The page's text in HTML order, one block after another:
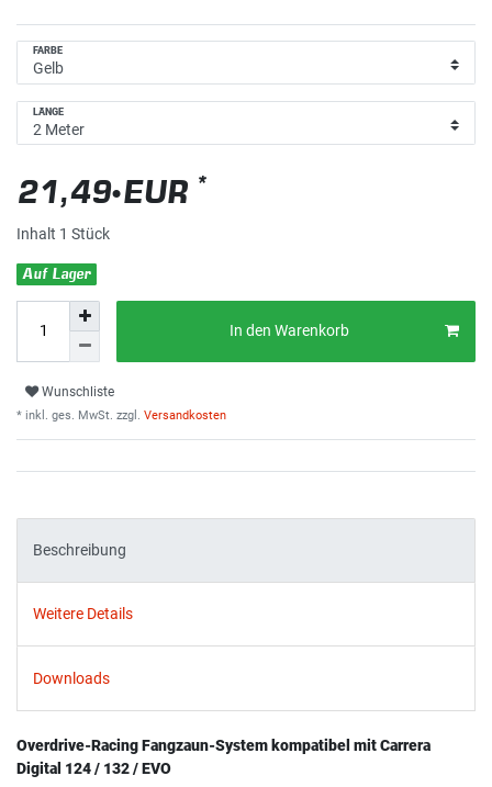
FARBE
LÄNGE
21,49 EUR *
Inhalt 1 Stück
Auf Lager
In den Warenkorb
Wunschliste
* inkl. ges. MwSt. zzgl. Versandkosten
Beschreibung
Weitere Details
Downloads
Overdrive-Racing Fangzaun-System kompatibel mit Carrera
Digital 124 / 132 / EVO